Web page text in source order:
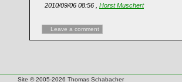
2010/09/06 08:56 , Horst Muschert
Leave a comment
Site © 2005-2026 Thomas Schabacher